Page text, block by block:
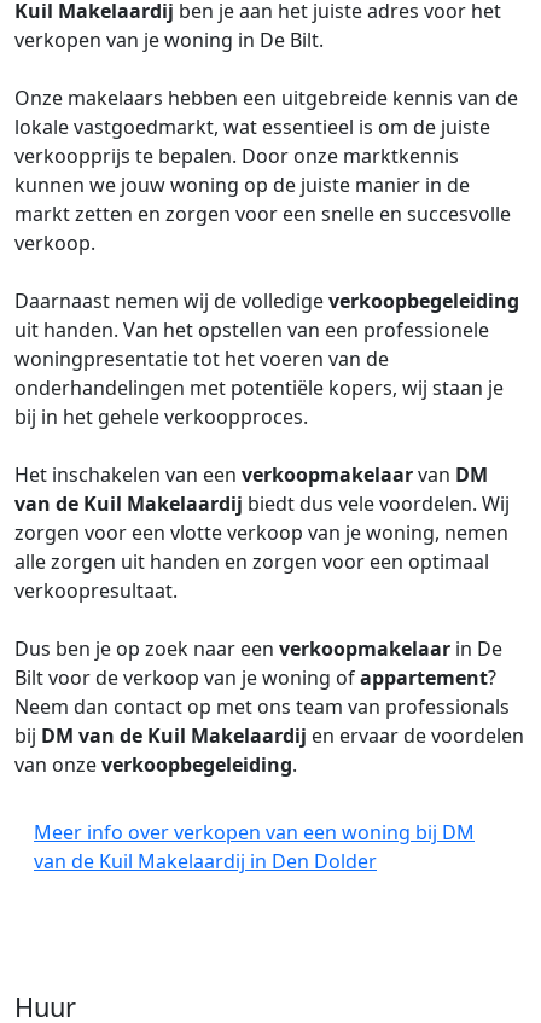
Kuil Makelaardij ben je aan het juiste adres voor het
verkopen van je woning in De Bilt.
Onze makelaars hebben een uitgebreide kennis van de
lokale vastgoedmarkt, wat essentieel is om de juiste
verkoopprijs te bepalen. Door onze marktkennis
kunnen we jouw woning op de juiste manier in de
markt zetten en zorgen voor een snelle en succesvolle
verkoop.
Daarnaast nemen wij de volledigeverkoopbegeleiding
uit handen. Van het opstellen van een professionele
woningpresentatie tot het voeren van de
onderhandelingen met potentiële kopers, wij staan je
bij in het gehele verkoopproces.
Het inschakelen van een verkoopmakelaarvan DM
van de Kuil Makelaardij biedt dus vele voordelen. Wij
zorgen voor een vlotte verkoop van je woning, nemen
alle zorgen uit handen en zorgen voor een optimaal
verkoopresultaat.
Dus ben je op zoek naar een verkoopmakelaar in De
Bilt voor de verkoop van je woning ofappartement?
Neem dan contact op met ons team van professionals
bij DM van de Kuil Makelaardij en ervaar de voordelen
van onzeverkoopbegeleiding.
Meer info over verkopen van een woning bij DM
van de Kuil Makelaardij in Den Dolder
Huur